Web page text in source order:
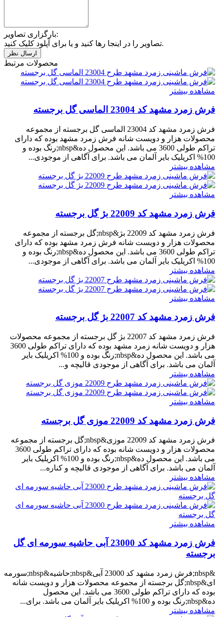
بارگزاری تصاویر:
تصاویر را در اینجا رها کنید و یا برای آپلود کلیک کنید.
محصولات مرتبط
مشاهده بیشتر
فرش زمرد مشهد کد 23004 الماسی گل برجسته
فرش زمرد مشهد کد 23004 الماسی گل برجسته از مجموعه
محصولات هزار و دویست شانه فرش زمرد مشهد بوده که دارای
تراکم طولی 3600 می باشد. این محصول ده&nbsp;رنگ بوده و
100% اکریلیک بایر آلمان می باشد. برای آگاهی از موجودی...
مشاهده بیشتر
مشاهده بیشتر
فرش زمرد مشهد کد 22009 بژ گل برجسته
فرش زمرد مشهد کد 22009 بژ&nbsp;گل برجسته از مجموعه
محصولات هزار و دویست شانه فرش زمرد مشهد بوده که دارای
تراکم طولی 3600 می باشد. این محصول ده&nbsp;رنگ بوده و
100% اکریلیک بایر آلمان می باشد. برای آگاهی از موجودی...
مشاهده بیشتر
مشاهده بیشتر
فرش زمرد مشهد کد 22007 بژ گل برجسته
فرش زمرد مشهد کد 22007 بژ گل برجسته از مجموعه محصولات
هزار و دویست شانه زمرد مشهد بوده که دارای تراکم طولی 3600
می باشد. این محصول ده&nbsp;رنگ بوده و 100% اکریلیک بایر
آلمان می باشد. برای آگاهی از موجودی قالیچه و...
مشاهده بیشتر
مشاهده بیشتر
فرش زمرد مشهد کد 22009 موزی گل برجسته
فرش زمرد مشهد کد 22009 موزی&nbsp;گل برجسته از مجموعه
محصولات هزار و دویست شانه بوده که دارای تراکم طولی 3600
می باشد. این محصول ده&nbsp;رنگ بوده و 100% اکریلیک بایر
آلمان می باشد. برای آگاهی از موجودی قالیچه و کناره...
مشاهده بیشتر
مشاهده بیشتر
فرش زمرد مشهد کد 23000 آبی حاشیه سورمه ای گل
برجسته
&nbsp;فرش زمرد مشهد کد 23000 آبی&nbsp;حاشیه&nbsp;سورمه
ای&nbsp;گل برجسته از مجموعه محصولات هزار و دویست شانه
بوده که دارای تراکم طولی 3600 می باشد. این محصول
ده&nbsp;رنگ بوده و 100% اکریلیک بایر آلمان می باشد. برای...
مشاهده بیشتر